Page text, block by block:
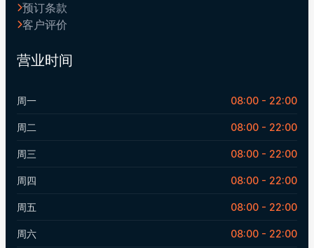
预订条款
客户评价
营业时间
周一 08:00 - 22:00
周二 08:00 - 22:00
周三 08:00 - 22:00
周四 08:00 - 22:00
周五 08:00 - 22:00
周六 08:00 - 22:00